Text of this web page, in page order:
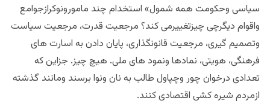
سیاسی وحکومت همه شمول» استخدام چند مامورونوکرازجوامع
واقوام دیگرچی چیزتغییرمی کند؟ مرجعیت قدرت، مرجعیت سیاست
وتصمیم گیری، مرجعیت قانونگذاری، پایان دادن به اسارت های
فرهنگی، هویتی، نمادها ونمود های ملی. هیچ چیز. جزاین که
تعدادی درخوان چور وچپاول طالب به نان ونوا برسند ومانند گذشته
ازمردم شیره کشی اقتصادی کنند.